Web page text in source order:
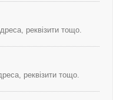
реквізити тощо.
реквізити тощо.